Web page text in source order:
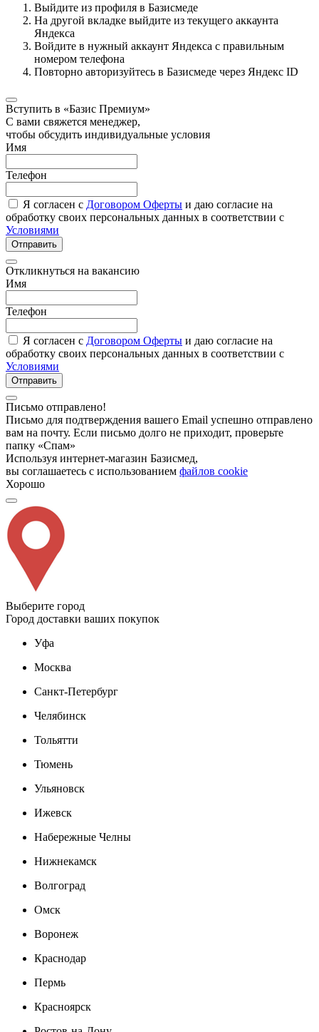
Выйдите из профиля в Базисмеде
На другой вкладке выйдите из текущего аккаунта
Яндекса
Войдите в нужный аккаунт Яндекса с правильным
номером телефона
Повторно авторизуйтесь в Базисмеде через Яндекс ID
Вступить в «Базис Премиум»
С вами свяжется менеджер,
чтобы обсудить индивидуальные условия
Имя
Телефон
Я согласен с Договором Оферты и даю согласие на
обработку своих персональных данных в соответствии с
Условиями
Отправить
Откликнуться на вакансию
Имя
Телефон
Я согласен с Договором Оферты и даю согласие на
обработку своих персональных данных в соответствии с
Условиями
Отправить
Письмо отправлено!
Письмо для подтверждения вашего Email успешно отправлено
вам на почту. Если письмо долго не приходит, проверьте
папку «Спам»
Используя интернет-магазин Базисмед,
вы соглашаетесь с использованием файлов cookie
Хорошо
Выберите город
Город доставки ваших покупок
Уфа
Москва
Санкт-Петербург
Челябинск
Тольятти
Тюмень
Ульяновск
Ижевск
Набережные Челны
Нижнекамск
Волгоград
Омск
Воронеж
Краснодар
Пермь
Красноярск